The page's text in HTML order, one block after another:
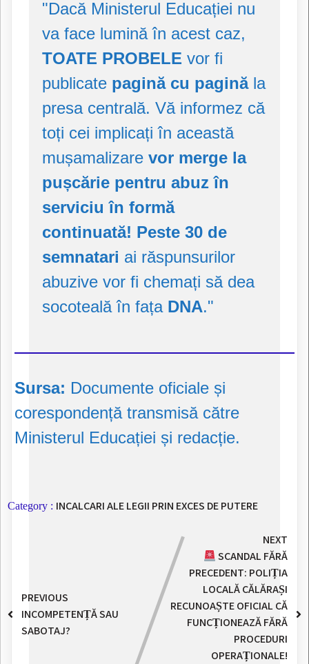
"Dacă Ministerul Educației nu
va face lumină în acest caz,
TOATE PROBELE vor fi
publicate pagină cu paginăla
presa centrală. Vă informez că
toți cei implicați în această
mușamalizare vor merge la
pușcărie pentru abuz în
serviciu în formă
continuată! Peste 30 de
semnatari ai răspunsurilor
abuzive vor fi chemați să dea
socoteală în fața DNA."
Sursa: Documente oficiale și
corespondență transmisă către
Ministerul Educației și redacție.
Category : INCALCARI ALE LEGII PRIN EXCES DE PUTERE
PREVIOUS
INCOMPETENȚĂ SAU
SABOTAJ?
NEXT
SCANDAL FĂRĂ
PRECEDENT: POLIȚIA
LOCALĂ CĂLĂRAȘI
RECUNOAȘTE OFICIAL CĂ
FUNCȚIONEAZĂ FĂRĂ
PROCEDURI
OPERAȚIONALE!